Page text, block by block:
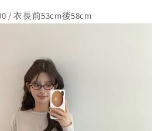
/ 衣長前53cm後58cm